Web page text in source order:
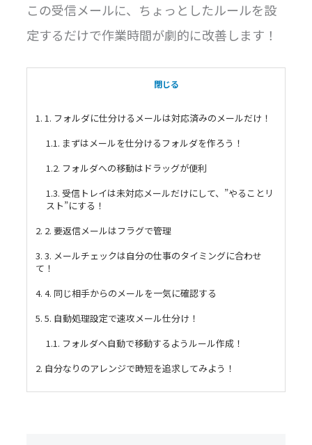
この受信メールに、ちょっとしたルールを設
定するだけで作業時間が劇的に改善します！
閉じる
1. 1. フォルダに仕分けるメールは対応済みのメールだけ！
1.1. まずはメールを仕分けるフォルダを作ろう！
1.2. フォルダへの移動はドラッグが便利
1.3. 受信トレイは未対応メールだけにして、”やることリ
スト”にする！
2. 2. 要返信メールはフラグで管理
3. 3. メールチェックは自分の仕事のタイミングに合わせ
て！
4. 4. 同じ相手からのメールを一気に確認する
5. 5. 自動処理設定で速攻メール仕分け！
1.1. フォルダへ自動で移動するようルール作成！
2. 自分なりのアレンジで時短を追求してみよう！